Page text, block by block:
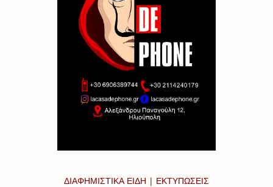
ΔΙΑΦΗΜΙΣΤΙΚΑ ΕΙΔΗ | ΕΚΤΥΠΩΣΕΙΣ